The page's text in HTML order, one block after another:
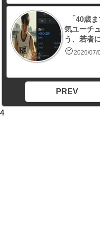
「40歳
気ユーチ
う、若者
2026/07/
PREV
4